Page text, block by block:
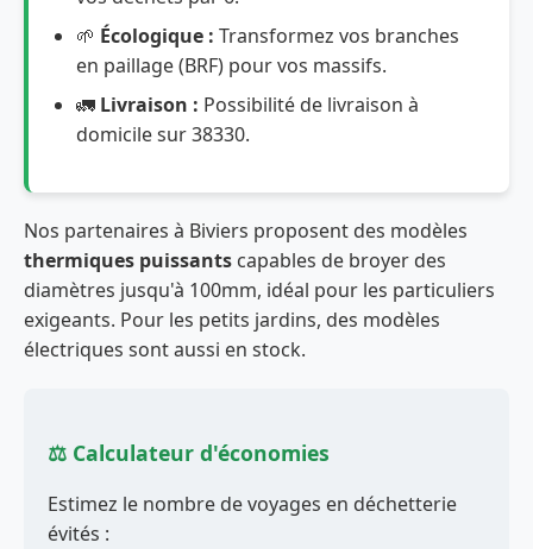
🌱 Écologique : Transformez vos branches
en paillage (BRF) pour vos massifs.
🚛 Livraison : Possibilité de livraison à
domicile sur 38330.
Nos partenaires à Biviers proposent des modèles
thermiques puissants capables de broyer des
diamètres jusqu'à 100mm, idéal pour les particuliers
exigeants. Pour les petits jardins, des modèles
électriques sont aussi en stock.
⚖️ Calculateur d'économies
Estimez le nombre de voyages en déchetterie
évités :